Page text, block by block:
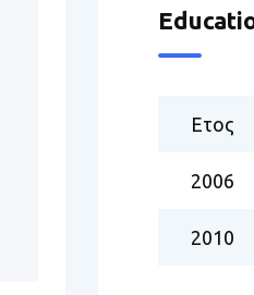
Ετος
2006
2010